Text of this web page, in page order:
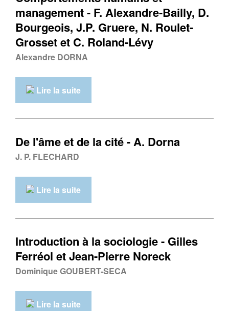
management - F. Alexandre-Bailly, D.
Bourgeois, J.P. Gruere, N. Roulet-
Grosset et C. Roland-Lévy
Alexandre DORNA
Lire la suite
De l'âme et de la cité - A. Dorna
J. P. FLECHARD
Lire la suite
Introduction à la sociologie - Gilles
Ferréol et Jean-Pierre Noreck
Dominique GOUBERT-SECA
Lire la suite